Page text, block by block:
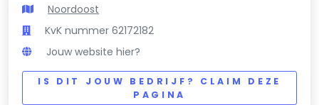
Noordoost
KvK nummer 62172182
Jouw website hier?
IS DIT JOUW BEDRIJF? CLAIM DEZE
PAGINA